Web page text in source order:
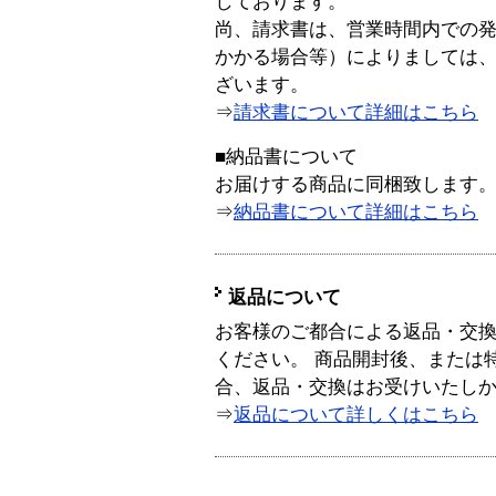
尚、請求書は、営業時間内での
かかる場合等）によりましては
ざいます。
⇒請求書について詳細はこちら
■納品書について
お届けする商品に同梱致します。
⇒納品書について詳細はこちら
返品について
お客様のご都合による返品・交
ください。 商品開封後、または
合、返品・交換はお受けいたし
⇒返品について詳しくはこちら